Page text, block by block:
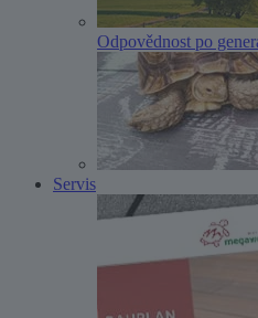
Odpovědnost po
Servis